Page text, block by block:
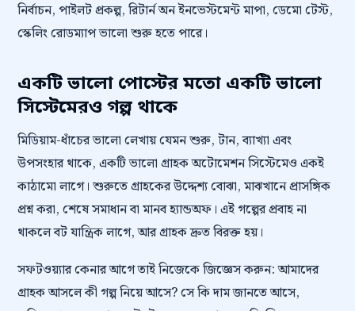
নির্বাচন, পাইলট প্রকল্প, রিটার্ন অন ইনভেস্টমেন্ট মাপা, ডেমো টেস্ট,
স্কেলিং রোডম্যাপ ভালো শুরু হতে পারে।
একটি ভালো পোস্টের মতো একটি ভালো
সিস্টেমেরও গল্প থাকে
মিডিয়াম-ধাঁচের ভালো লেখায় যেমন শুরু, টান, ব্যাখ্যা এবং
উপসংহার থাকে, একটি ভালো গ্রাহক অটোমেশন সিস্টেমেও একই
কাঠামো লাগে। শুরুতে গ্রাহকের উদ্দেশ্য বোঝা, মাঝখানে প্রাসঙ্গিক
প্রশ্ন করা, শেষে সমাধান বা মানব হ্যান্ডঅফ। এই গল্পের প্রবাহ না
থাকলে বট যান্ত্রিক লাগে, আর গ্রাহক দ্রুত বিরক্ত হয়।
সফটওয়্যার কেনার আগে তাই নিজেকে জিজ্ঞেস করুন: আমাদের
গ্রাহক আসলে কী গল্প নিয়ে আসে? সে কি দাম জানতে আসে,